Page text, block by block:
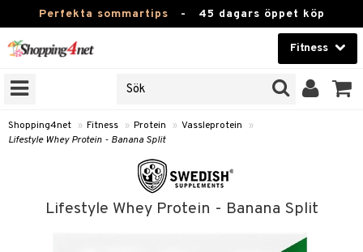
Perfekta sommartips - 45 dagars öppet köp
Fitness
Skönhet
Kontaktlinser
Fitness
Shopping4net » Fitness » Protein » Vassleprotein
»
Lifestyle Whey Protein - Banana Split
Lifestyle Whey Protein - Banana Split
Tabletter